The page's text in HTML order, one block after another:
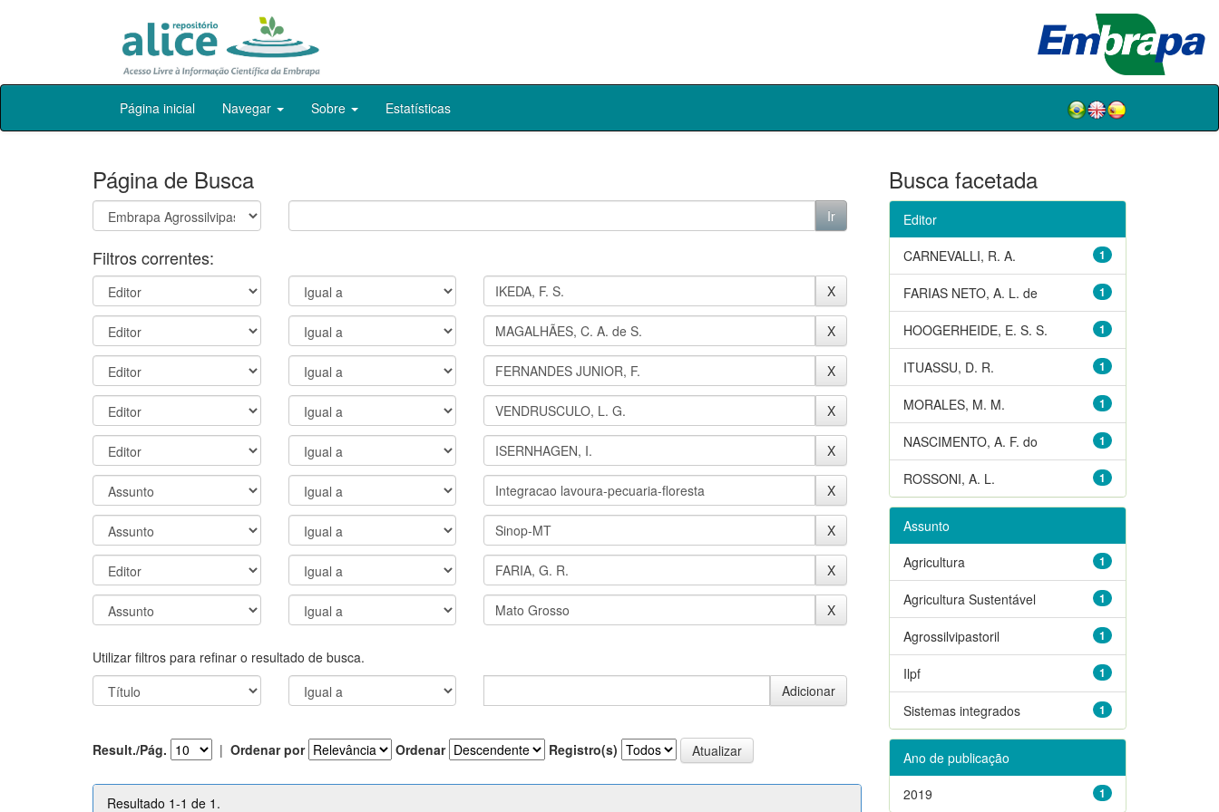
Skip
Página inicial Navegar Sobre Estatísticas
Página de Busca
Filtros correntes:
Utilizar filtros para refinar o resultado de busca.
Result./Pág. | Ordenar por Ordenar Registro(s)
Resultado 1-1 de 1.
Busca facetada
Editor
1
CARNEVALLI, R. A.
1
FARIAS NETO, A. L. de
1
HOOGERHEIDE, E. S. S.
1
ITUASSU, D. R.
1
MORALES, M. M.
1
NASCIMENTO, A. F. do
1
ROSSONI, A. L.
Assunto
1
Agricultura
1
Agricultura Sustentável
1
Agrossilvipastoril
1
Ilpf
1
Sistemas integrados
Ano de publicação
1
2019